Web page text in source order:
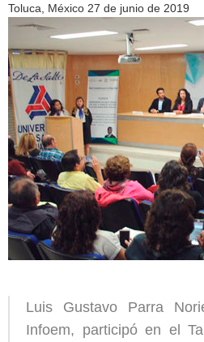
Toluca, México 27 de junio de 2019
Luis Gustavo Parra
Infoem, participó en el